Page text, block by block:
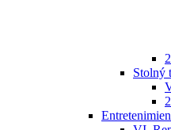
Stolný